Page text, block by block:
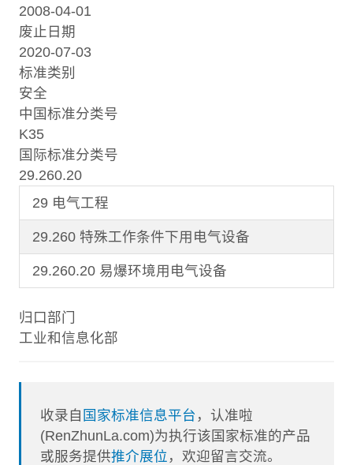
2008-04-01
废止日期
2020-07-03
标准类别
安全
中国标准分类号
K35
国际标准分类号
29.260.20
29 电气工程
29.260 特殊工作条件下用电气设备
29.260.20 易爆环境用电气设备
归口部门
工业和信息化部
收录自 国家标准信息平台 ，认准啦
(RenZhunLa.com)为执行该国家标准的产品
或服务提供推介展位 ，欢迎留言交流。